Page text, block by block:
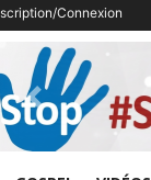
Connexion
Previous